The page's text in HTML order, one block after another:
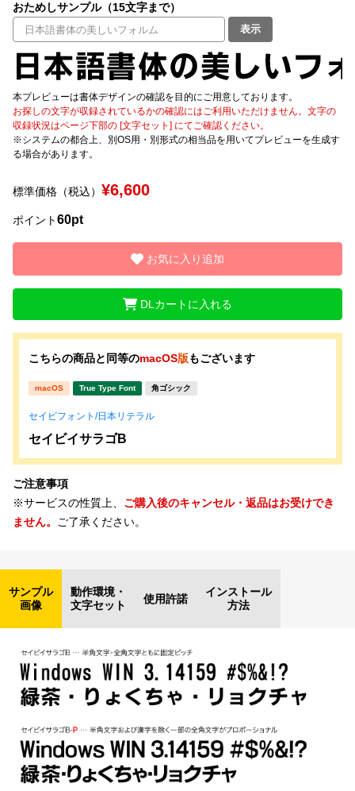
ご利用ガイド
よくあるご質問
お問い合わせ
すべてを表示
太さ・ウェイト
セット or 単体
文字種類
〜
おためしサンプル（15文字まで）
表示
本プレビューは書体デザインの確認を目的にご用意しております。
お探しの文字が収録されているかの確認にはご利用いただけません。文字の
収録状況はページ下部の [文字セット] にてご確認ください。
※システムの都合上、別OS用・別形式の相当品を用いてプレビューを生成す
る場合があります。
標準価格（税込） ¥6,600
ポイント60pt
お気に入り追加
DLカートに入れる
こちらの商品と同等のmacOS版もございます
macOS True Type Font 角ゴシック
セイビフォント/日本リテラル
セイビイサラゴB
ご注意事項
※サービスの性質上、 ご購入後のキャンセル・返品はお受けでき
ません。 ご了承ください。
サンプル
画像
動作環境・
文字セット
使用許諾
インストール
方法